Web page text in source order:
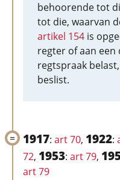
behoorende tot
tot die, waarvan
artikel 154 is
regter of aan
regtspraak
beslist.
1917: art 70, 1922:
72, 1953: art 79,
art 79